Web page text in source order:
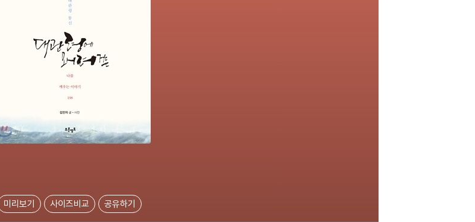
미리보기 사이즈비교 공유하기